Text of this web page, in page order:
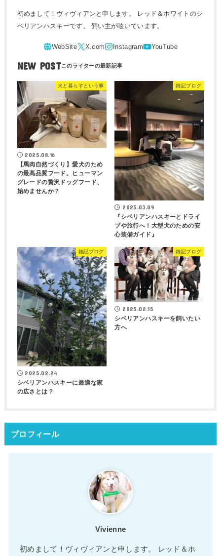
初めまして！ヴィヴィアンと申します。 レッド＆ホワイトのシ
ベリアンハスキーです。 飼い主が呟いています。
NEW POST
犬と暮らすという事
2025.08.16
【馬肉自然づくり】愛犬のため
の最高品質フード。ヒューマン
グレードの贅沢ドッグフード、
始めませんか？
雑記ブログ
2025.03.09
『シベリアンハスキーとドライ
ブや旅行へ！大型犬のための安
心装備ガイド』
雑記ブログ
2025.02.24
シベリアンハスキーに最適な家
の広さとは？
雑記ブログ
2025.02.15
シベリアンハスキーを飼いたい
方へ
プロフィール
Vivienne
初めまして！ヴィヴィアンと申します。 レッド＆ホ